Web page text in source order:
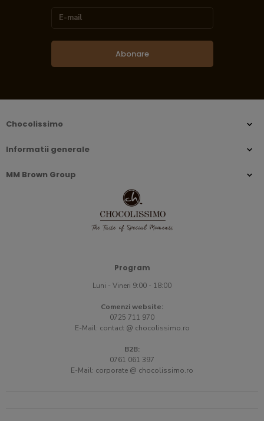
Abonare
Chocolissimo
Informatii generale
MM Brown Group
Program
Luni - Vineri 9:00 - 18:00
Comenzi website:
0725 711 970
E-Mail: contact @ chocolissimo.ro
B2B:
0761 061 397
E-Mail: corporate @ chocolissimo.ro